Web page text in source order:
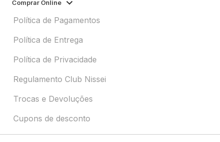
Comprar Online
Política de Pagamentos
Política de Entrega
Política de Privacidade
Regulamento Club Nissei
Trocas e Devoluções
Cupons de desconto